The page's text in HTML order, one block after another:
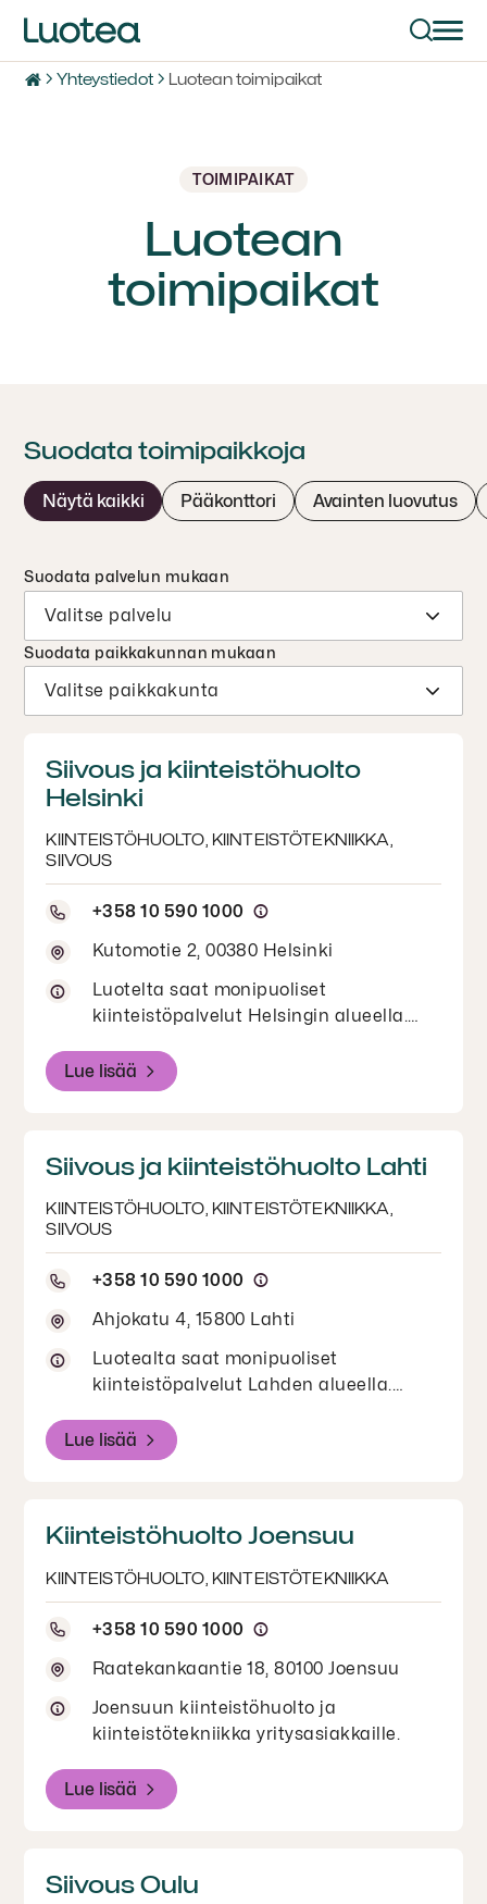
Yhteystiedot Luotean toimipaikat
TOIMIPAIKAT
Luotean
toimipaikat
Suodata toimipaikkoja
Näytä kaikki Pääkonttori Avainten luovutus
Suodata palvelun mukaan
Suodata paikkakunnan mukaan
Siivous ja kiinteistöhuolto
Helsinki
KIINTEISTÖHUOLTO, KIINTEISTÖTEKNIIKKA,
SIIVOUS
+358 10 590 1000
Kutomotie 2, 00380 Helsinki
Luotelta saat monipuoliset
kiinteistöpalvelut Helsingin alueella.
kiinteistötekniikka yritysasiakkaille.
Lue lisää
Siivous ja kiinteistöhuolto Lahti
KIINTEISTÖHUOLTO, KIINTEISTÖTEKNIIKKA,
SIIVOUS
+358 10 590 1000
Ahjokatu 4, 15800 Lahti
Luotealta saat monipuoliset
kiinteistöpalvelut Lahden alueella.
kiinteistöhuollon ja kiinteistötekniikan
palveluihin yritysasiakkaille.
Lue lisää
Kiinteistöhuolto Joensuu
KIINTEISTÖHUOLTO, KIINTEISTÖTEKNIIKKA
+358 10 590 1000
Raatekankaantie 18, 80100 Joensuu
Joensuun kiinteistöhuolto ja
kiinteistötekniikka yritysasiakkaille.
Lue lisää
Siivous Oulu